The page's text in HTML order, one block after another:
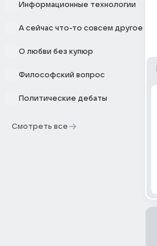
Информационные технологии
А сейчас что-то совсем другое
О любви без купюр
Философский вопрос
Политические дебаты
Смотреть все